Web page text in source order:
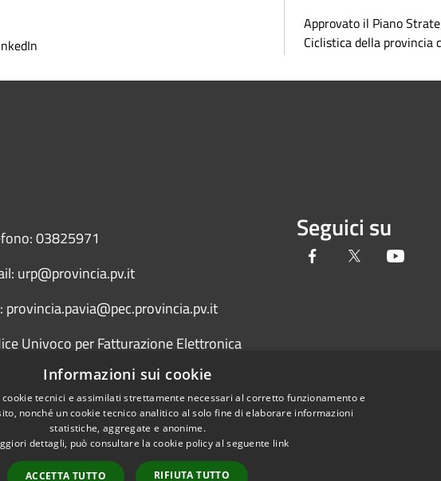
Approvato il Piano
Ciclistica della provincia
03825971
urp@provincia.pv.it
provincia.pavia@pec.provincia.pv.it
Univoco per Fatturazione Elettronica
PA) UFYCZU
Seguici su
Facebook Twitter
Informazioni sui cookie
tecnici e assimilati strettamente necessari al corretto funzionamento e
nonché un cookie tecnico analitico al solo fine di elaborare informazioni
statistiche, aggregate e anonime.
dettagli, può consultare la cookie policy al seguente link
ACCETTA TUTTO RIFIUTA TUTTO